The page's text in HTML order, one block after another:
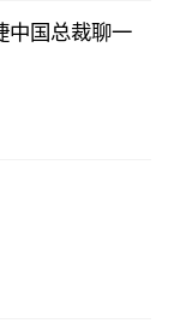
中国总裁聊一